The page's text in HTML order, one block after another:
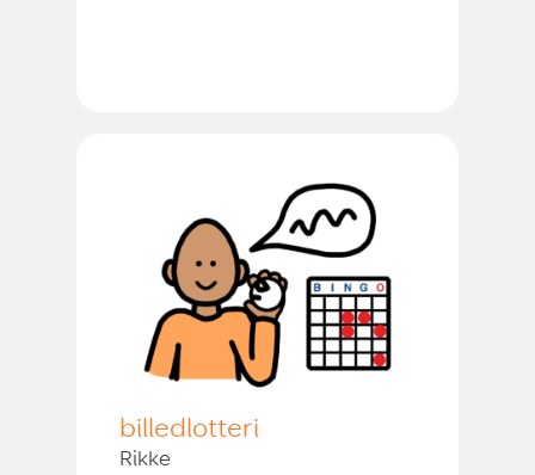
billedlotteri
Rikke